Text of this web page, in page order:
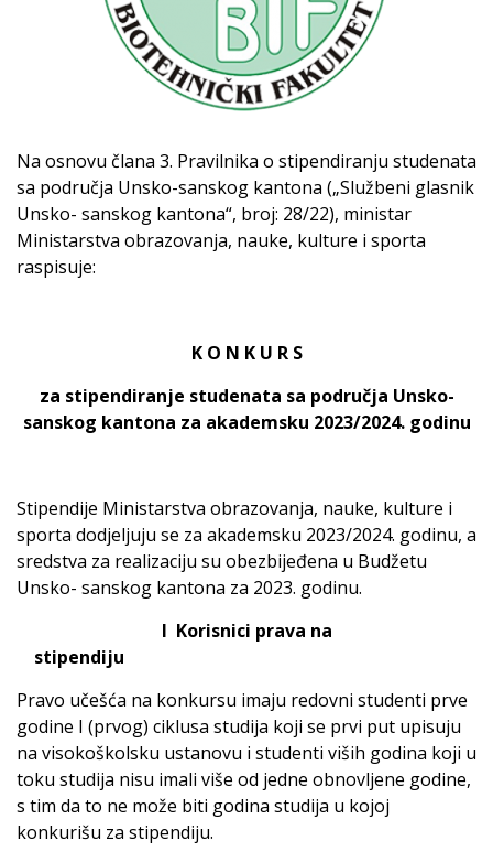
Na osnovu člana 3. Pravilnika o stipendiranju studenata
sa područja Unsko-sanskog kantona („Službeni glasnik
Unsko- sanskog kantona“, broj: 28/22), ministar
Ministarstva obrazovanja, nauke, kulture i sporta
raspisuje:
K O N K U R S
za stipendiranje studenata sa područja Unsko-
sanskog kantona za akademsku 2023/2024. godinu
Stipendije Ministarstva obrazovanja, nauke, kulture i
sporta dodjeljuju se za akademsku 2023/2024. godinu, a
sredstva za realizaciju su obezbijeđena u Budžetu
Unsko- sanskog kantona za 2023. godinu.
I Korisnici prava na
stipendiju
Pravo učešća na konkursu imaju redovni studenti prve
godine I (prvog) ciklusa studija koji se prvi put upisuju
na visokoškolsku ustanovu i studenti viših godina koji u
toku studija nisu imali više od jedne obnovljene godine,
s tim da to ne može biti godina studija u kojoj
konkurišu za stipendiju.